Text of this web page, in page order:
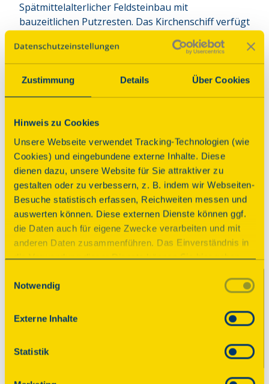
Zustimmung Details Über Cookies
Hinweis zu Cookies
Unsere Webseite verwendet Tracking-Technologien (wie
Cookies) und eingebundene externe Inhalte. Diese
dienen dazu, unsere Website für Sie attraktiver zu
gestalten oder zu verbessern, z. B. indem wir Webseiten-
Besuche statistisch erfassen, Reichweiten messen und
auswerten können. Diese externen Dienste können ggf.
die Daten auch für eigene Zwecke verarbeiten und mit
anderen Daten zusammenführen. Das Einverständnis in
die Verwendung dieser Dienste können Sie hier geben.
unserer Datenschutzerklärung. Durch Anklicken der
einzelner Cookies (Kategorien) in
den Einstellungen erteilen Sie uns Ihre Einwilligung zur
Verarbeitung Ihrer Daten zu den jeweiligen Zwecken. Die
Einwilligung ist freiwillig, für die Nutzung des
Notwendig
Externe Inhalte
Statistik
Spätmittelalterlicher Feldsteinbau mit
bauzeitlichen Putzresten. Das Kirchenschiff verfügt
über einen eingezogenen Rechteckchor, einen
schmalen Westturm von 1759, einen rechteckigen
Nordanbau von 1929/30, eine Kanzel von 1594
sowie eine Patronatsloge.
Programm
Führungen nach Bedarf
Parkplatz rollstuhlgerecht
Imbissangebot
musikalisches Programm
Beginn
Buras" Duo aus Lettland